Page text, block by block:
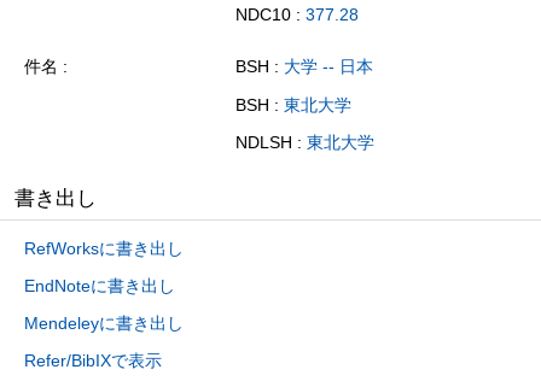
NDC10 : 377.28
件名 BSH : 大学 -- 日本
BSH : 東北大学
NDLSH : 東北大学
書き出し
RefWorksに書き出し
EndNoteに書き出し
Mendeleyに書き出し
Refer/BibIXで表示